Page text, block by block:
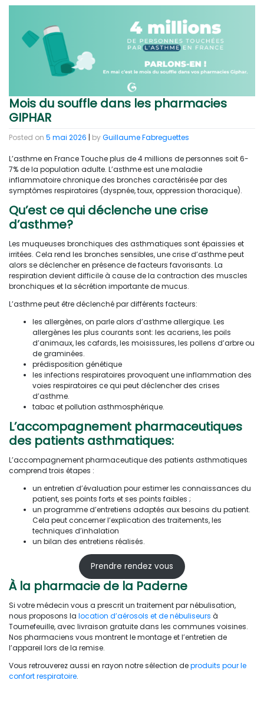
Mois du souffle dans les pharmacies
GIPHAR
Posted on 5 mai 2026 | byGuillaume Fabreguettes
L’asthme en France Touche plus de 4 millions de personnes soit 6-
7% de la population adulte. L’asthme est une maladie
inflammatoire chronique des bronches caractérisée par des
symptômes respiratoires (dyspnée, toux, oppression thoracique).
Qu’est ce qui déclenche une crise
d’asthme?
Les muqueuses bronchiques des asthmatiques sont épaissies et
irritées. Cela rend les bronches sensibles, une crise d’asthme peut
alors se déclencher en présence de facteurs favorisants. La
respiration devient difficile à cause de la contraction des muscles
bronchiques et la sécrétion importante de mucus.
L’asthme peut être déclenché par différents facteurs:
les allergènes, on parle alors d’asthme allergique. Les
allergènes les plus courants sont: les acariens, les poils
d’animaux, les cafards, les moisissures, les pollens d’arbre ou
de graminées.
prédisposition génétique
les infections respiratoires provoquent une inflammation des
voies respiratoires ce qui peut déclencher des crises
d’asthme.
tabac et pollution asthmosphérique.
L’accompagnement pharmaceutiques
des patients asthmatiques:
L’accompagnement pharmaceutique des patients asthmatiques
comprend trois étapes :
un entretien d’évaluation pour estimer les connaissances du
patient, ses points forts et ses points faibles ;
un programme d’entretiens adaptés aux besoins du patient.
Cela peut concerner l’explication des traitements, les
techniques d’inhalation
un bilan des entretiens réalisés.
Prendre rendez vous
À la pharmacie de la Paderne
Si votre médecin vous a prescrit un traitement par nébulisation,
nous proposons la location d’aérosols et de nébuliseurs à
Tournefeuille, avec livraison gratuite dans les communes voisines.
Nos pharmaciens vous montrent le montage et l’entretien de
l’appareil lors de la remise.
Vous retrouverez aussi en rayon notre sélection deproduits pour le
confort respiratoire.